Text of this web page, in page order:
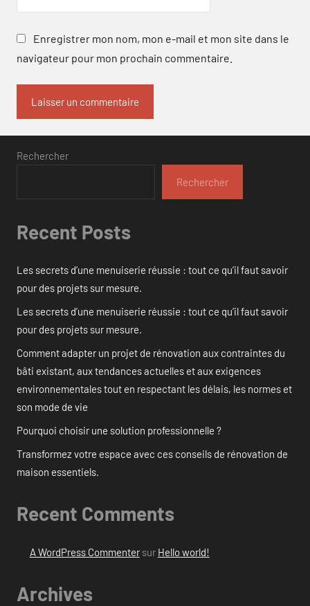
Enregistrer mon nom, mon e-mail et mon site dans le
navigateur pour mon prochain commentaire.
Rechercher
Rechercher
Recent Posts
Les secrets d’une menuiserie réussie : tout ce qu’il faut savoir
pour des projets sur mesure.
Les secrets d’une menuiserie réussie : tout ce qu’il faut savoir
pour des projets sur mesure.
Comment adapter un projet de rénovation aux contraintes du
bâti existant, aux tendances actuelles et aux exigences
environnementales tout en respectant les délais, les normes et
son mode de vie
Pourquoi choisir une solution professionnelle ?
Transformez votre espace avec ces conseils de rénovation de
maison essentiels.
Recent Comments
A WordPress Commentersur Hello world!
Archives